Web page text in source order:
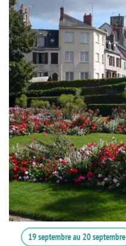
19 septembreau 20 septembre